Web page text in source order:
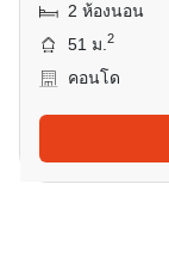
2 ห้องนอน
51 ม.2
คอนโด